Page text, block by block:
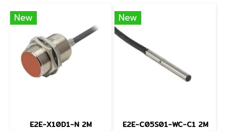
New
E2E-X10D1-N 2M
New
E2E-C05S01-WC-C1 2M